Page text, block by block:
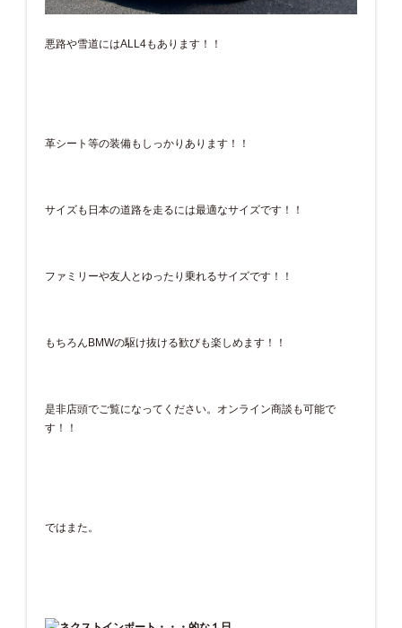
悪路や雪道にはALL4もあります！！
革シート等の装備もしっかりあります！！
サイズも日本の道路を走るには最適なサイズです！！
ファミリーや友人とゆったり乗れるサイズです！！
もちろんBMWの駆け抜ける歓びも楽しめます！！
是非店頭でご覧になってください。オンライン商談も可能で
す！！
ではまた。